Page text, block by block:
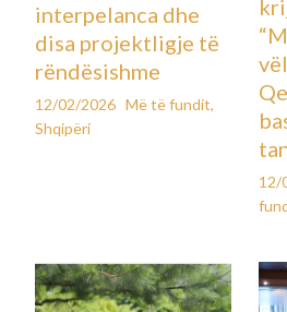
interpelanca dhe
disa projektligje të
rëndësishme
12/02/2026 Më të fundit,
Shqipëri
12/